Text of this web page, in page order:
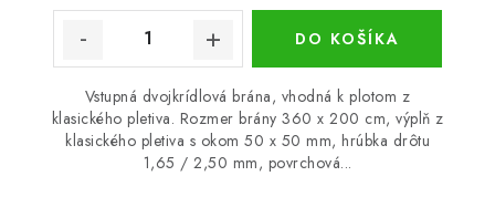
DO KOŠÍKA
Vstupná dvojkrídlová brána, vhodná k plotom z
klasického pletiva. Rozmer brány 360 x 200 cm, výplň z
klasického pletiva s okom 50 x 50 mm, hrúbka drôtu
1,65 / 2,50 mm, povrchová...